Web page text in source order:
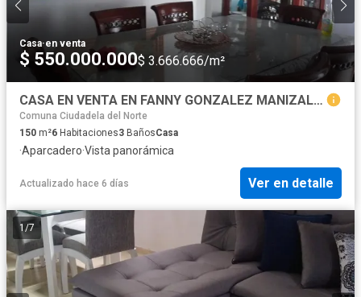
Casa·en venta
$ 550.000.000$ 3.666.666/m²
CASA EN VENTA EN FANNY GONZALEZ MANIZALES | VENTA CASA
Comuna Ciudadela del Norte
150 m²6 Habitaciones3 BañosCasa
·Aparcadero·Vista panorámica
Actualizado hace 6 días Ver en detalle
1/7